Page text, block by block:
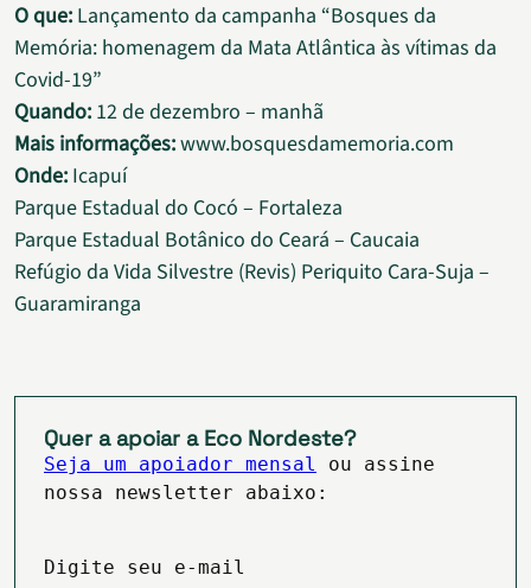
O que: Lançamento da campanha “Bosques da
Memória: homenagem da Mata Atlântica às vítimas da
Covid-19”
Quando: 12 de dezembro – manhã
Mais informações:www.bosquesdamemoria.com
Onde: Icapuí
Parque Estadual do Cocó – Fortaleza
Parque Estadual Botânico do Ceará – Caucaia
Refúgio da Vida Silvestre (Revis) Periquito Cara-Suja –
Guaramiranga
Quer a apoiar a Eco Nordeste?
Seja um apoiador mensal
ou assine
nossa newsletter abaixo:
Digite seu e-mail